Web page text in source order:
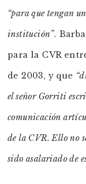
“para que tengan
institución”.
para la CVR
de 2003, y que
el señor Gorriti
comunicación
de la CVR. Ello no
sido asalariado de